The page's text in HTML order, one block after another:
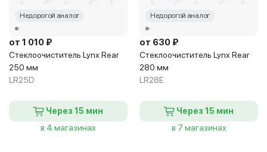
Недорогой аналог
от 1 010 ₽
Стеклоочиститель Lynx Rear
250 мм
LR25D
Через 15 мин
в 4 магазинах
Недорогой аналог
от 630 ₽
Стеклоочиститель Lynx Rear
280 мм
LR28E
Через 15 мин
в 7 магазинах